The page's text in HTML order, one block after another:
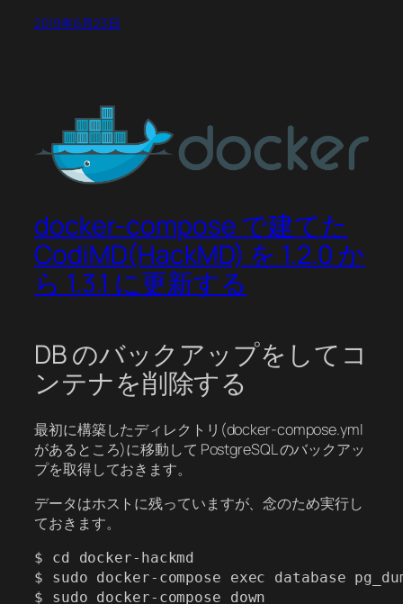
2019年6月23日
docker-compose で建てた
CodiMD(HackMD) を 1.2.0 か
ら 1.3.1 に更新する
DB のバックアップをしてコ
ンテナを削除する
最初に構築したディレクトリ(docker-compose.yml
があるところ)に移動して PostgreSQL のバックアッ
プを取得しておきます。
データはホストに残っていますが、念のため実行し
ておきます。
$ cd docker-hackmd
$ sudo docker-compose exec database
$ sudo docker-compose down